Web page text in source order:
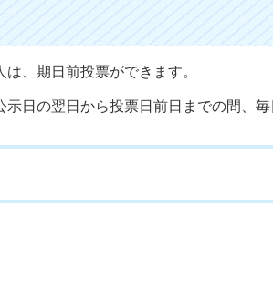
、期日前投票ができます。
日の翌日から投票日前日までの間、毎